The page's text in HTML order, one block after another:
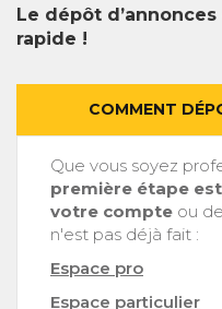
Le dépôt
rapide !
COMMENT
Que vous soyez
première étape
votre compte ou
n'est pas déjà fait :
Espace pro
Espace particulier